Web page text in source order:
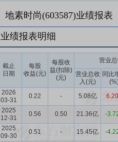
地素时尚(603587)业绩报表
业绩报表明细
截止
日期
每股
收益(元)
每股收
益(扣除)
(元)
营业
营业总收
入(元)
同比
2026
03-31
0.22 - 5.08亿
2025
12-31
0.56 0.50 21.36亿 -
2025
09-30
0.51 - 15.45亿 -